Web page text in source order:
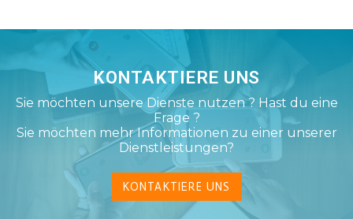
KONTAKTIERE UNS
Sie möchten unsere Dienste nutzen ? Hast du eine
Frage ?
Sie möchten mehr Informationen zu einer unserer
Dienstleistungen?
KONTAKTIERE UNS